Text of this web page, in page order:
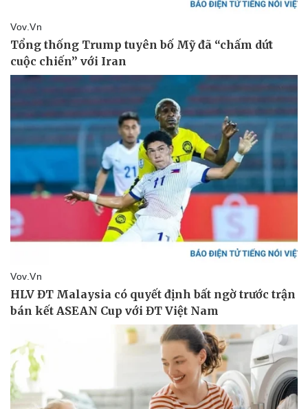
Doanh nghiệp
Thông tin doanh nghiệp
Doanh nghiệp 24h
Công nghệ
Sành điệu
Tin Công nghệ